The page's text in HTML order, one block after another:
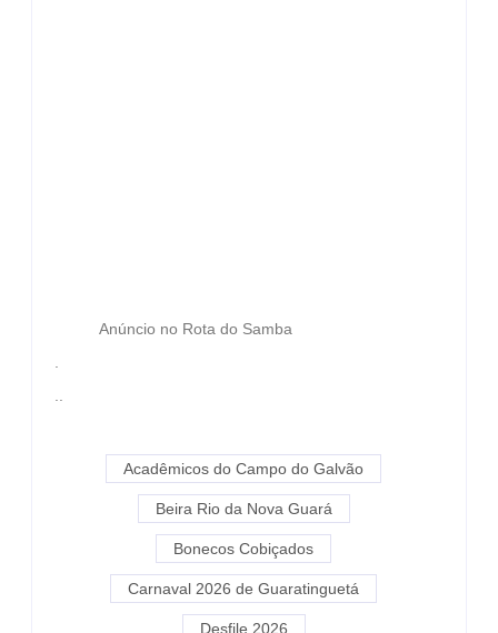
Anúncio no Rota do Samba
Acadêmicos do Campo do Galvão
Beira Rio da Nova Guará
Bonecos Cobiçados
Carnaval 2026 de Guaratinguetá
Desfile 2026